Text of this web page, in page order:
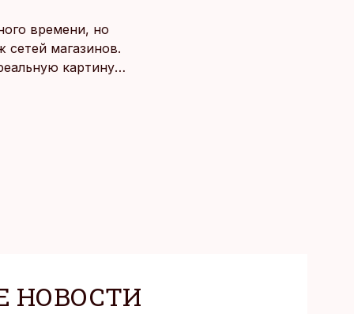
времени, но
магазинов.
картину
НОВОСТИ